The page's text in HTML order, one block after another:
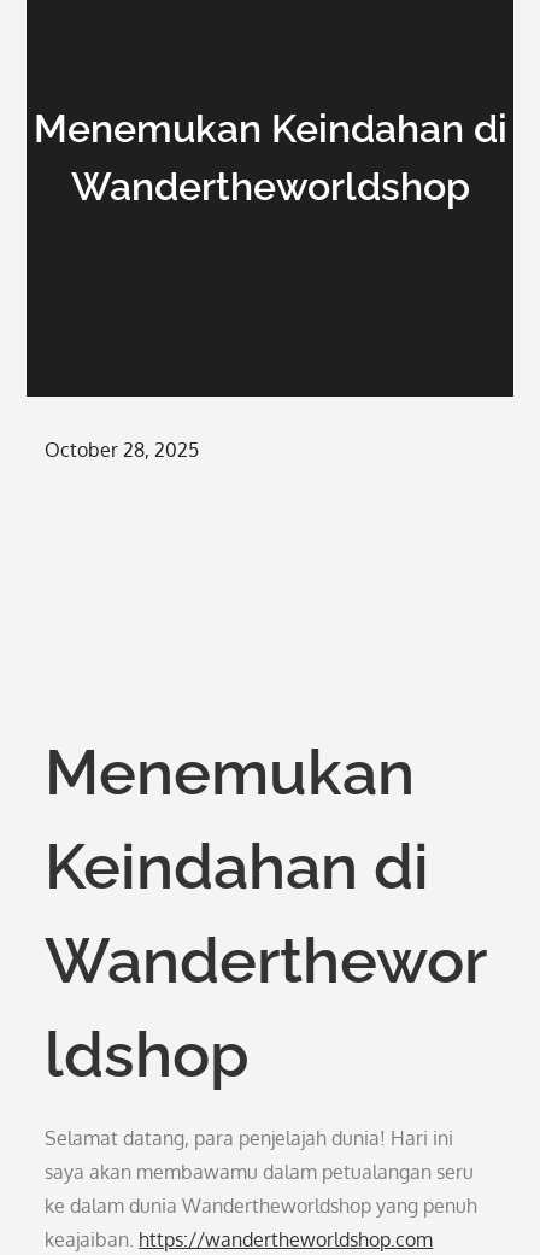
Menemukan Keindahan di
Wandertheworldshop
Posted
October 28, 2025
Menemukan
Keindahan di
Wanderthewor
ldshop
Selamat datang, para penjelajah dunia! Hari ini
saya akan membawamu dalam petualangan seru
ke dalam dunia Wandertheworldshop yang penuh
keajaiban. https://wandertheworldshop.com